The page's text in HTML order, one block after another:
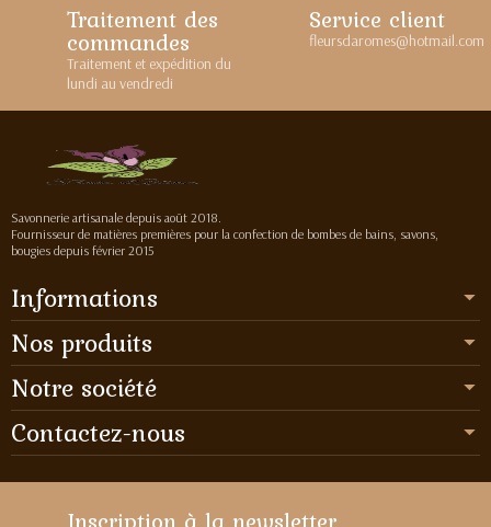
Traitement des
commandes
Traitement et expédition du
lundi au vendredi
Service client
fleursdaromes@hotmail.com
Savonnerie artisanale depuis août 2018.
Fournisseur de matières premières pour la confection de bombes de bains, savons,
bougies depuis février 2015
Informations
Nos produits
Notre société
Contactez-nous